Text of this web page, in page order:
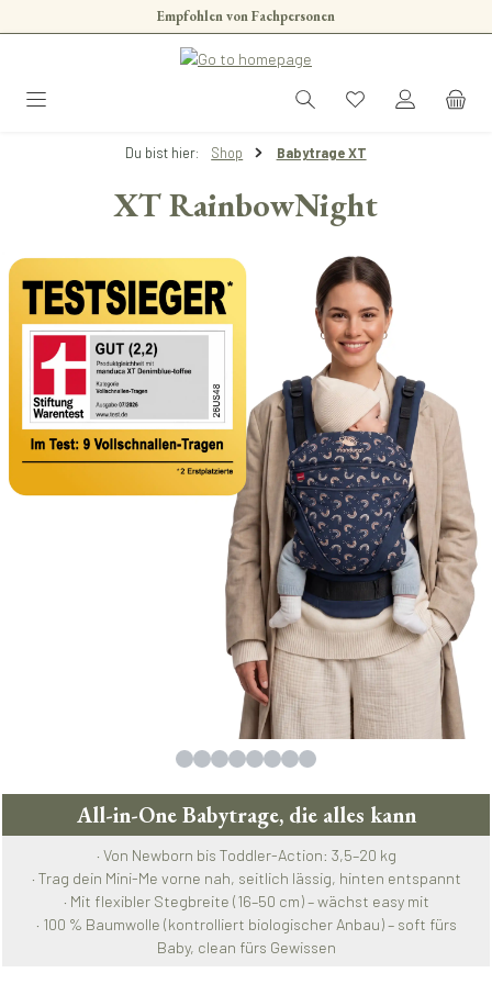
Zum Hauptinhalt springenEmpfohlen von Fachpersonen
Du bist hier: Shop Babytrage XT
XT RainbowNight
Bildergalerie überspringen
All-in-One Babytrage, die alles kann
· Von Newborn bis Toddler-Action: 3,5–20 kg
· Trag dein Mini-Me vorne nah, seitlich lässig, hinten entspannt
· Mit flexibler Stegbreite (16–50 cm) – wächst easy mit
· 100 % Baumwolle (kontrolliert biologischer Anbau) – soft fürs
Baby, clean fürs Gewissen